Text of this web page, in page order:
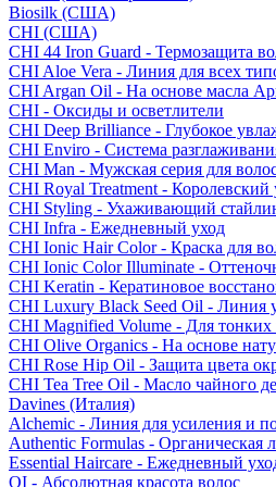
Biosilk (США)
CHI (США)
CHI 44 Iron Guard - Термозащита
CHI Aloe Vera - Линия для всех
CHI Argan Oil - На основе масла
CHI - Оксиды и осветлители
CHI Deep Brilliance - Глубокое
CHI Enviro - Система
CHI Man - Мужская серия для
CHI Royal Treatment - Королевский
CHI Styling - Ухаживающий
CHI Infra - Ежедневный уход
CHI Ionic Hair Color - Краска для
CHI Ionic Color Illuminate -
CHI Keratin - Кератиновое
CHI Luxury Black Seed Oil - Линия
CHI Magnified Volume - Для тонких
CHI Olive Organics - На основе
CHI Rose Hip Oil - Защита цвета
CHI Tea Tree Oil - Масло чайного
Davines (Италия)
Alchemic - Линия для усиления и
Authentic Formulas - Органическая
Essential Haircare - Eжедневный
OI - Абсолютная красота волос